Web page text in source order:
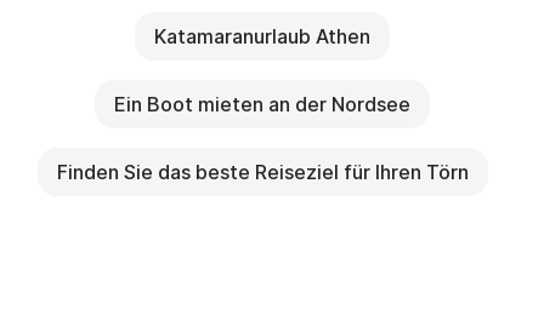
Katamaranurlaub Athen
Ein Boot mieten an der Nordsee
Finden Sie das beste Reiseziel für Ihren Törn